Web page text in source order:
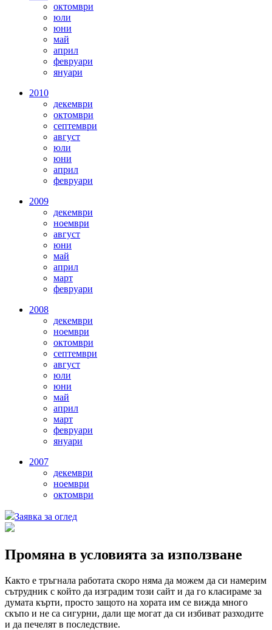
октомври
юли
юни
май
април
февруари
януари
2010
декември
октомври
септември
август
юли
юни
април
февруари
2009
декември
ноември
август
юни
май
април
март
февруари
2008
декември
ноември
октомври
септември
август
юли
юни
май
април
март
февруари
януари
2007
декември
ноември
октомври
Заявка за оглед
Промяна в условията за използване
Както е тръгнала работата скоро няма да можем да си намерим
сътрудник с който да изградим този сайт и да го класираме за
думата кърти, просто защото на хората им се вижда много
скъпо и не са сигурни, дали ще могат да си избиват разходите
и да печелят в последствие.